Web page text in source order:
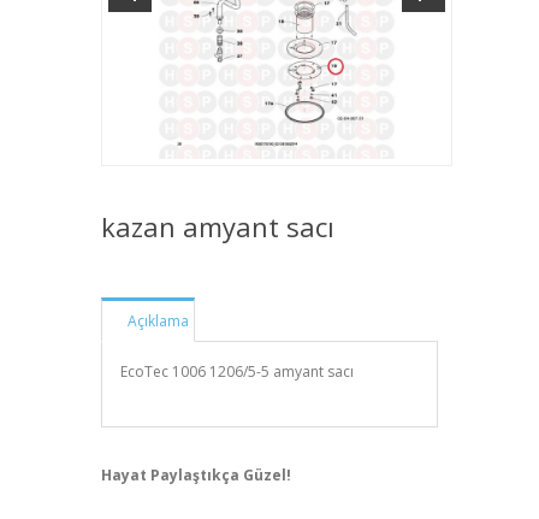
kazan amyant sacı
Açıklama
EcoTec 1006 1206/5-5 amyant sacı
Hayat Paylaştıkça Güzel!